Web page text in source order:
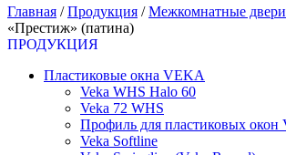
Главная /Продукция /Межкомнатные двери
«Престиж» (патина)
ПРОДУКЦИЯ
Пластиковые окна VEKA
Veka WHS Halo 60
Veka 72 WHS
Профиль для пластиковых
Veka Softline